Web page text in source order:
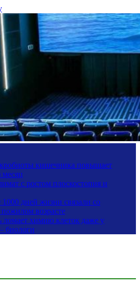
кишечника повышает
месяц
с ростом плоскостопия и
дней жизни связали со
пожилом возрасте
химию клеток даже у
биологи